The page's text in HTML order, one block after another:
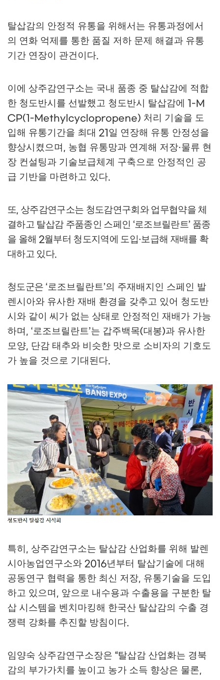
탈삽감의 안정적 유통을 위해서는 유통과정에서
의 연화 억제를 통한 품질 저하 문제 해결과 유통
기간 연장이 관건이다.
이에 상주감연구소는 국내 품종 중 탈삽감에 적합
한 청도반시를 선발했고 청도반시 탈삽감에 1-M
CP(1-Methylcyclopropene) 처리 기술을 도
입해 유통기간을 최대 21일 연장해 유통 안정성을
향상시켰으며, 농협 유통망과 연계해 저장·물류 현
장 컨설팅과 기술보급체계 구축으로 안정적인 공
급 기반을 마련하고 있다.
또, 상주감연구소는 청도감연구회와 업무협약을 체
결하고 탈삽감 주품종인 스페인 ‘로조브릴란트’ 품종
을 올해 2월부터 청도지역에 도입·보급해 재배를 확
대하고 있다.
청도군은 ‘로조브릴란트’의 주재배지인 스페인 발
렌시아와 유사한 재배 환경을 갖추고 있어 청도반
시와 같이 씨가 없는 상태로 안정적인 재배가 가능
하며, ‘로조브릴란트’는 갑주백목(대봉)과 유사한
모양, 단감 태추와 비슷한 맛으로 소비자의 기호도
가 높을 것으로 기대된다.
특히 , 상주감연구소는 탈삽감 산업화를 위해 발렌
시아농업연구소와 2016년부터 탈삽기술에 대해
공동연구 협력을 통한 최신 저장, 유통기술을 도입
하고 있으며 , 앞으로 내수용과 수출용을 구분한 탈
삽 시스템을 벤치마킹해 한국산 탈삽감의 수출 경
쟁력 강화를 추진할 방침이다.
임양숙 상주감연구소장은 “탈삽감 산업화는 경북
감의 부가가치를 높이고 농가 소득 향상은 물론,